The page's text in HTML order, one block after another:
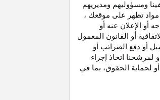
ومسؤوليهم ومديريهم
مواد تظهر على موقعك ،
أو الإعلان عنه أو
أو القانون المعمول
أو دفع الضرائب أو
لمرشحنا اتخاذ إجراء
لحماية الحقوق، بما في